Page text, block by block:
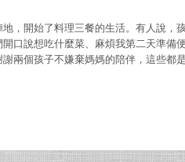
，開始了料理三餐的生活。有人說，
口說想吃什麼菜、麻煩我第二天準備
兩個孩子不嫌棄媽媽的陪伴，這些都是